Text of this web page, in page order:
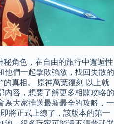
秘角色，在自由的旅行中邂逅性
他們一起擊敗強敵，找回失散的
真相。 原神萬葉復刻 以上就
內容，想要了解更多相關攻略的
為大家推送最新最全的攻略，一
將正式上線了，該版本的第一